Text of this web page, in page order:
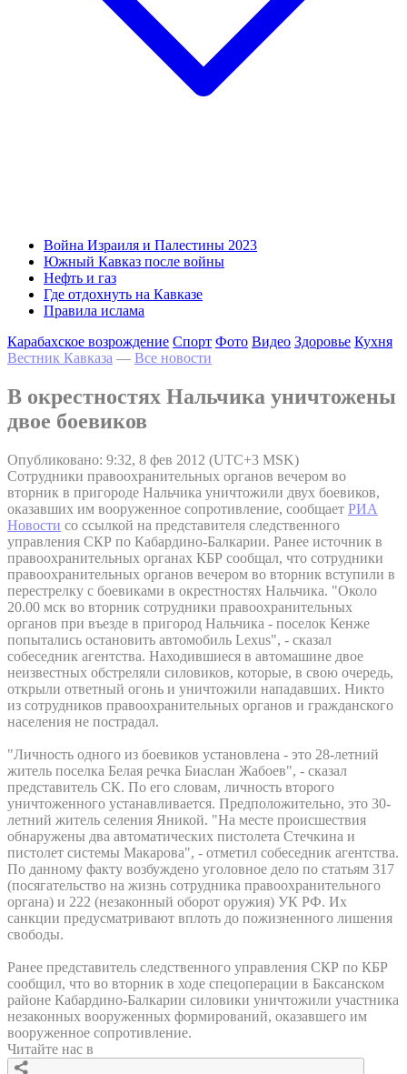
Война Израиля и Палестины 2023
Южный Кавказ после войны
Нефть и газ
Где отдохнуть на Кавказе
Правила ислама
Карабахское возрождение Спорт Фото Видео Здоровье Кухня
Вестник Кавказа — Все новости
В окрестностях Нальчика уничтожены
двое боевиков
Опубликовано: 9:32, 8 фев 2012 (UTC+3 MSK)
Сотрудники правоохранительных органов вечером во
вторник в пригороде Нальчика уничтожили двух боевиков,
оказавших им вооруженное сопротивление, сообщает РИА
Новости со ссылкой на представителя следственного
управления СКР по Кабардино-Балкарии. Ранее источник в
правоохранительных органах КБР сообщал, что сотрудники
правоохранительных органов вечером во вторник вступили в
перестрелку с боевиками в окрестностях Нальчика. "Около
20.00 мск во вторник сотрудники правоохранительных
органов при въезде в пригород Нальчика - поселок Кенже
попытались остановить автомобиль Lexus", - сказал
собеседник агентства. Находившиеся в автомашине двое
неизвестных обстреляли силовиков, которые, в свою очередь,
открыли ответный огонь и уничтожили нападавших. Никто
из сотрудников правоохранительных органов и гражданского
населения не пострадал.
"Личность одного из боевиков установлена - это 28-летний
житель поселка Белая речка Биаслан Жабоев", - сказал
представитель СК. По его словам, личность второго
уничтоженного устанавливается. Предположительно, это 30-
летний житель селения Яникой. "На месте происшествия
обнаружены два автоматических пистолета Стечкина и
пистолет системы Макарова", - отметил собеседник агентства.
По данному факту возбуждено уголовное дело по статьям 317
(посягательство на жизнь сотрудника правоохранительного
органа) и 222 (незаконный оборот оружия) УК РФ. Их
санкции предусматривают вплоть до пожизненного лишения
свободы.
Ранее представитель следственного управления СКР по КБР
сообщил, что во вторник в ходе спецоперации в Баксанском
районе Кабардино-Балкарии силовики уничтожили участника
незаконных вооруженных формирований, оказавшего им
вооруженное сопротивление.
Читайте нас в